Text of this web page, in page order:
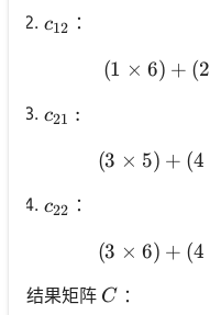
c_{12}
c12 ：
(1 × 6) + (2
c_{21}:
c21 :
(3 × 5) + (4
c_{22}
c22 ：
(3 × 6) + (4
结果矩阵 C
C ：